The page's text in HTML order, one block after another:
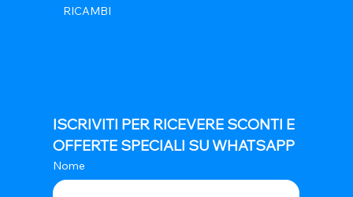
RICAMBI
ISCRIVITI PER RICEVERE SCONTI E
OFFERTE SPECIALI SU WHATSAPP
Nome